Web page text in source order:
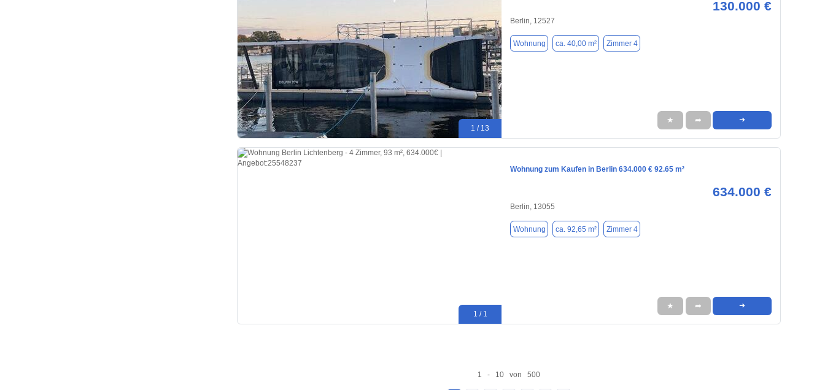
1 / 13
130.000 €
Berlin, 12527
Wohnung ca. 40,00 m² Zimmer 4
★ ➦ ➜
1 / 1
Wohnung zum Kaufen in Berlin 634.000 € 92.65 m²
634.000 €
Berlin, 13055
Wohnung ca. 92,65 m² Zimmer 4
★ ➦ ➜
1 - 10 von 500